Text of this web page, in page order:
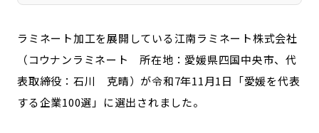
佐賀エリア
長崎エリア
熊本エリア
大分エリア
宮崎エリア
鹿児島エリア
沖縄エリア
ラミネート加工を展開している江南ラミネート株式会社
（コウナンラミネート 所在地：愛媛県四国中央市、代
表取締役：石川 克晴）が令和7年11月1日「愛媛を代表
する企業100選」に選出されました。